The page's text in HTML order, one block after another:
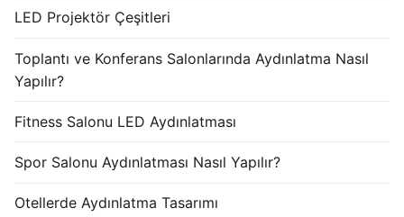
LED Projektör Çeşitleri
Toplantı ve Konferans Salonlarında Aydınlatma Nasıl
Yapılır?
Fitness Salonu LED Aydınlatması
Spor Salonu Aydınlatması Nasıl Yapılır?
Otellerde Aydınlatma Tasarımı